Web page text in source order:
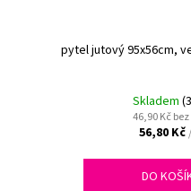
pytel jutový 95x56cm,
Skladem
46,90 Kč bez
56,80 Kč
DO